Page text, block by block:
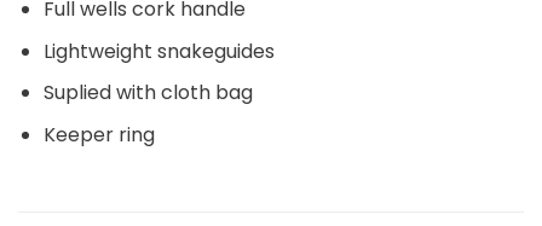
Full wells cork handle
Lightweight snakeguides
Suplied with cloth bag
Keeper ring